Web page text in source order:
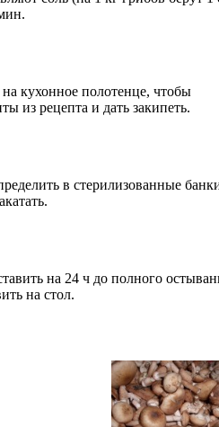
кухонное полотенце, чтобы
из рецепта и дать закипеть.
в стерилизованные
на 24 ч до полного
на стол.